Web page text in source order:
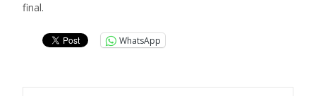
final.
WhatsApp